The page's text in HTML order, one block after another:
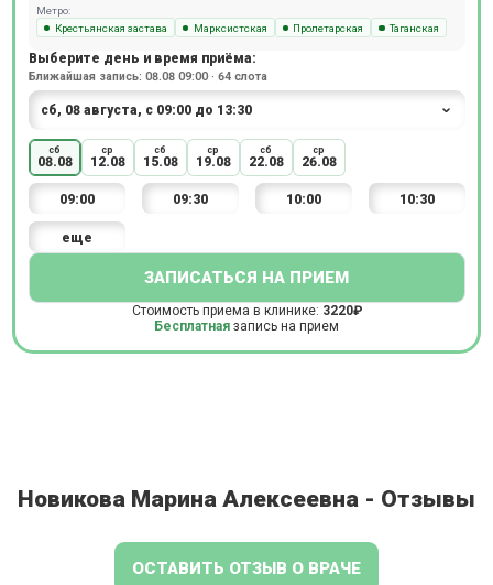
Метро:
Крестьянская застава
Марксистская Пролетарская Таганская
Выберите день и время приёма:
Ближайшая запись: 08.08 09:00 · 64 слота
сб
08.08
ср
12.08
сб
15.08
ср
19.08
сб
22.08
ср
26.08
09:00 09:30 10:00 10:30
еще
ЗАПИСАТЬСЯ НА ПРИЕМ
Стоимость приема в клинике: 3220₽
Бесплатная запись на прием
Новикова Марина Алексеевна - Отзывы
ОСТАВИТЬ ОТЗЫВ О ВРАЧЕ